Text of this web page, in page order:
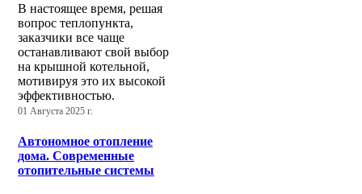
В настоящее время, решая
вопрос теплопункта,
заказчики все чаще
останавливают свой выбор
на крышной котельной,
мотивируя это их высокой
эффективностью.
01 Августа 2025 г.
Автономное отопление
дома. Современные
отопительные системы